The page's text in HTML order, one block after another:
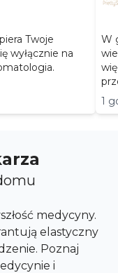
Twoje
wyłącznie na
W
1
medycyny.
elastyczny
Poznaj
i